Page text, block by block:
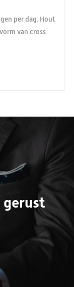
per dag. Hout
van cross
gerust